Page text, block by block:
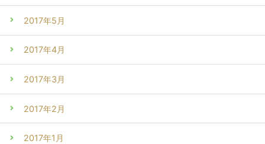
2017年5月
2017年4月
2017年3月
2017年2月
2017年1月